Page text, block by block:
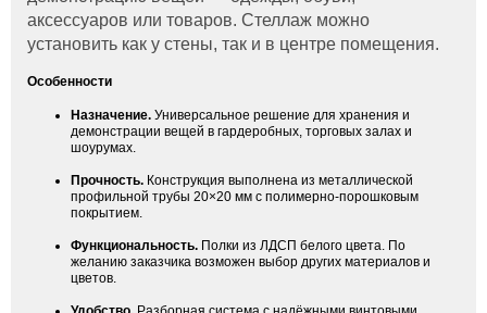
аксессуаров или товаров. Стеллаж можно
установить как у стены, так и в центре помещения.
Особенности
Назначение. Универсальное решение для хранения и
демонстрации вещей в гардеробных, торговых залах и
шоурумах.
Прочность. Конструкция выполнена из металлической
профильной трубы 20×20 мм с полимерно-порошковым
покрытием.
Функциональность. Полки из ЛДСП белого цвета. По
желанию заказчика возможен выбор других материалов и
цветов.